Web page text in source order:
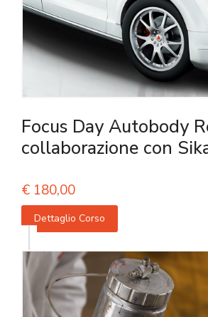
Focus Day Autobody
collaborazione con
€ 180,00
Dettaglio Corso